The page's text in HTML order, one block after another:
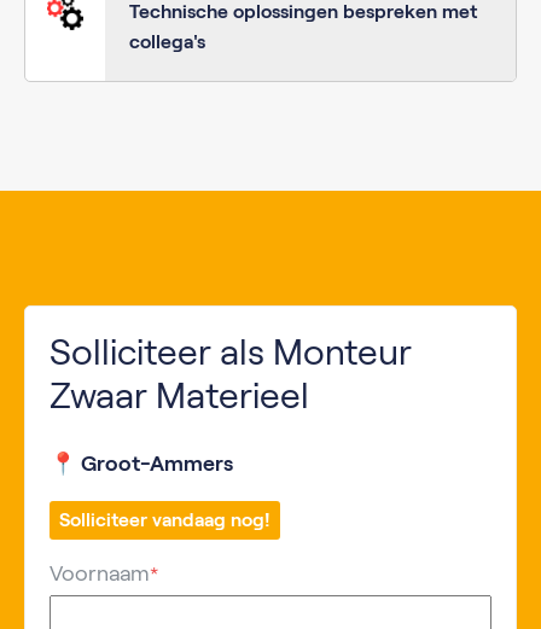
Technische oplossingen bespreken met
collega's
Solliciteer als Monteur
Zwaar Materieel
📍 Groot-Ammers
Solliciteer vandaag nog!
Voornaam*